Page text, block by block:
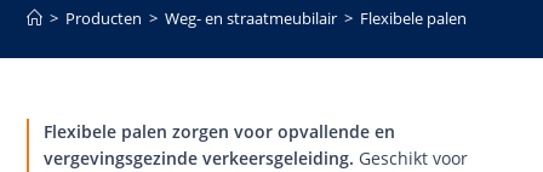
> Producten > Weg- en straatmeubilair > Flexibele palen
Flexibele palen zorgen voor opvallende en
vergevingsgezinde verkeersgeleiding. Geschikt voor